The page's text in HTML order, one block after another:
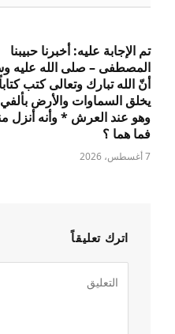
تم الإجابة عليه: أخبرنا حبيبنا
المصطفى – صلى الله عليه
أنّ الله تبارك وتعالى كتب
يخلق السماوات والأرض
وهو عند العرش * وأنه أنزل
فما هما ؟
7 أغسطس، 2026
اترك تعليقاً